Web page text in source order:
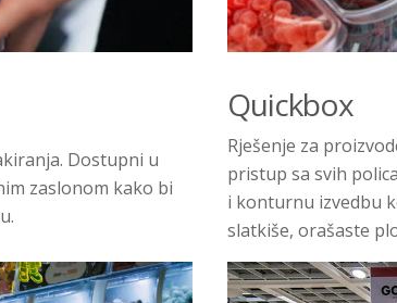
Dostupni u
zaslonom kako bi
Quickbox
Rješenje za
pristup sa svih
i konturnu izvedbu
slatkiše, orašaste